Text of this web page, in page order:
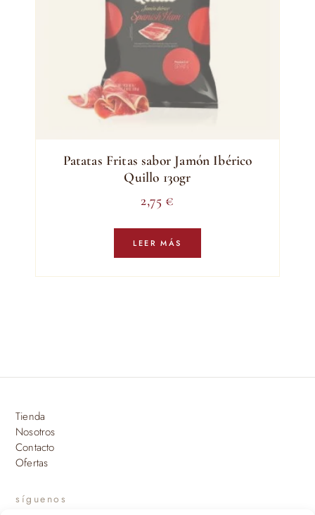
Patatas Fritas sabor Jamón Ibérico
Quillo 130gr
2,75 €
LEER MÁS
Tienda
Nosotros
Contacto
Ofertas
síguenos